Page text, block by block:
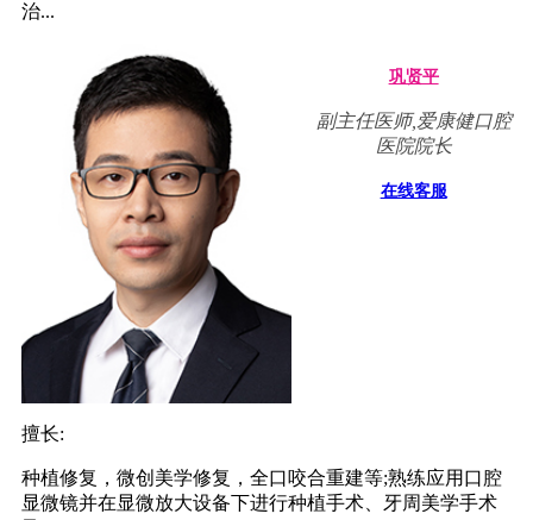
治...
巩贤平
副主任医师,爱康健口腔
医院院长
在线客服
擅长:
种植修复，微创美学修复，全口咬合重建等;熟练应用口腔
显微镜并在显微放大设备下进行种植手术、牙周美学手术